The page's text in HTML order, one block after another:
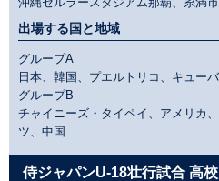
出場する国と地域
グループA
日本、韓国、プエルトリコ、キュー
グループB
チャイニーズ・タイペイ、アメリカ
ツ、中国
侍ジャパンU-18壮行試合 高